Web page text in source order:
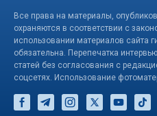
Все права на материалы,
охраняются в соответствии с
использовании материалов сайта
обязательна. Перепечатка
статей без согласования с
соцсетях. Использование